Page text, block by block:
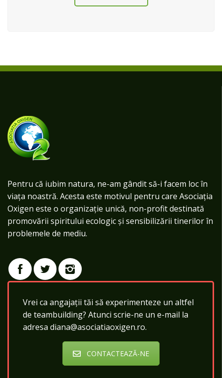
Pentru că iubim natura, ne-am gândit să-i facem loc în
viața noastră. Acesta este motivul pentru care Asociația
Oxigen este o organizație unică, non-profit destinată
promovării spiritului ecologic și sensibilizării tinerilor în
problemele de mediu.
Vrei ca angajații tăi să experimenteze un altfel
de teambuilding? Atunci scrie-ne un e-mail la
adresa diana@asociatiaoxigen.ro.
CONTACTEAZĂ-NE